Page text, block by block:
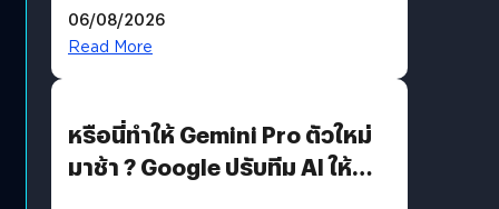
06/08/2026
Read More
หรือนี่ทำให้ Gemini Pro ตัวใหม่
มาช้า ? Google ปรับทีม AI ให้